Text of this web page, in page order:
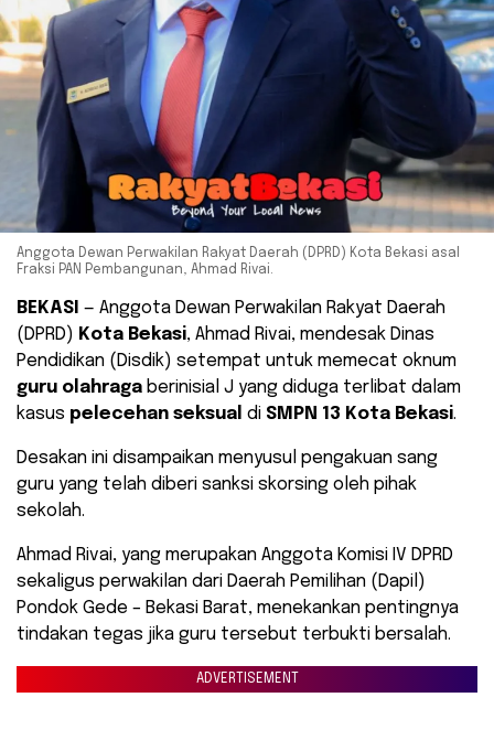
Anggota Dewan Perwakilan Rakyat Daerah (DPRD) Kota Bekasi asal
Fraksi PAN Pembangunan, Ahmad Rivai.
BEKASI — Anggota Dewan Perwakilan Rakyat Daerah
(DPRD) Kota Bekasi, Ahmad Rivai, mendesak Dinas
Pendidikan (Disdik) setempat untuk memecat oknum
guru olahraga berinisial J yang diduga terlibat dalam
kasus pelecehan seksual di SMPN 13 Kota Bekasi.
Desakan ini disampaikan menyusul pengakuan sang
guru yang telah diberi sanksi skorsing oleh pihak
sekolah.
Ahmad Rivai, yang merupakan Anggota Komisi IV DPRD
sekaligus perwakilan dari Daerah Pemilihan (Dapil)
Pondok Gede – Bekasi Barat, menekankan pentingnya
tindakan tegas jika guru tersebut terbukti bersalah.
ADVERTISEMENT